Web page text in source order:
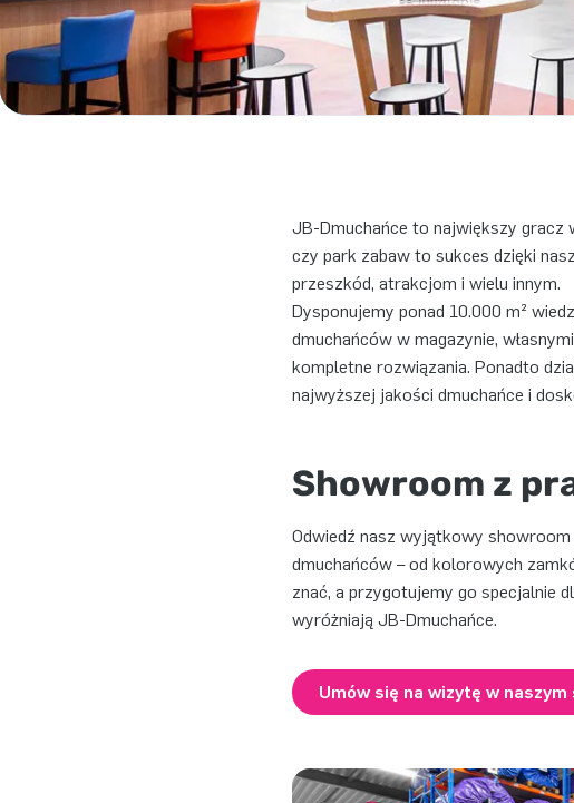
JB-Dmuchańce to największy gracz
czy park zabaw to sukces dzięki
przeszkód, atrakcjom i wielu innym.
Dysponujemy ponad 10.000 m²
dmuchańców w magazynie,
kompletne rozwiązania. Ponadto
najwyższej jakości dmuchańce i
Showroom z
Odwiedź nasz wyjątkowy
dmuchańców – od kolorowych
znać, a przygotujemy go specjalnie
wyróżniają JB-Dmuchańce.
Umów się na wizytę w naszym